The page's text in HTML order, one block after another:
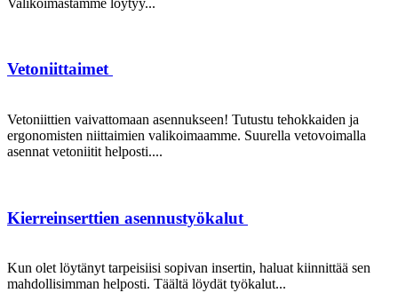
Vetoniittaimet
Vetoniittien vaivattomaan asennukseen! Tutustu tehokkaiden ja
ergonomisten niittaimien valikoimaamme. Suurella vetovoimalla
asennat vetoniitit helposti....
Kierreinserttien asennustyökalut
Kun olet löytänyt tarpeisiisi sopivan insertin, haluat kiinnittää sen
mahdollisimman helposti. Täältä löydät työkalut...